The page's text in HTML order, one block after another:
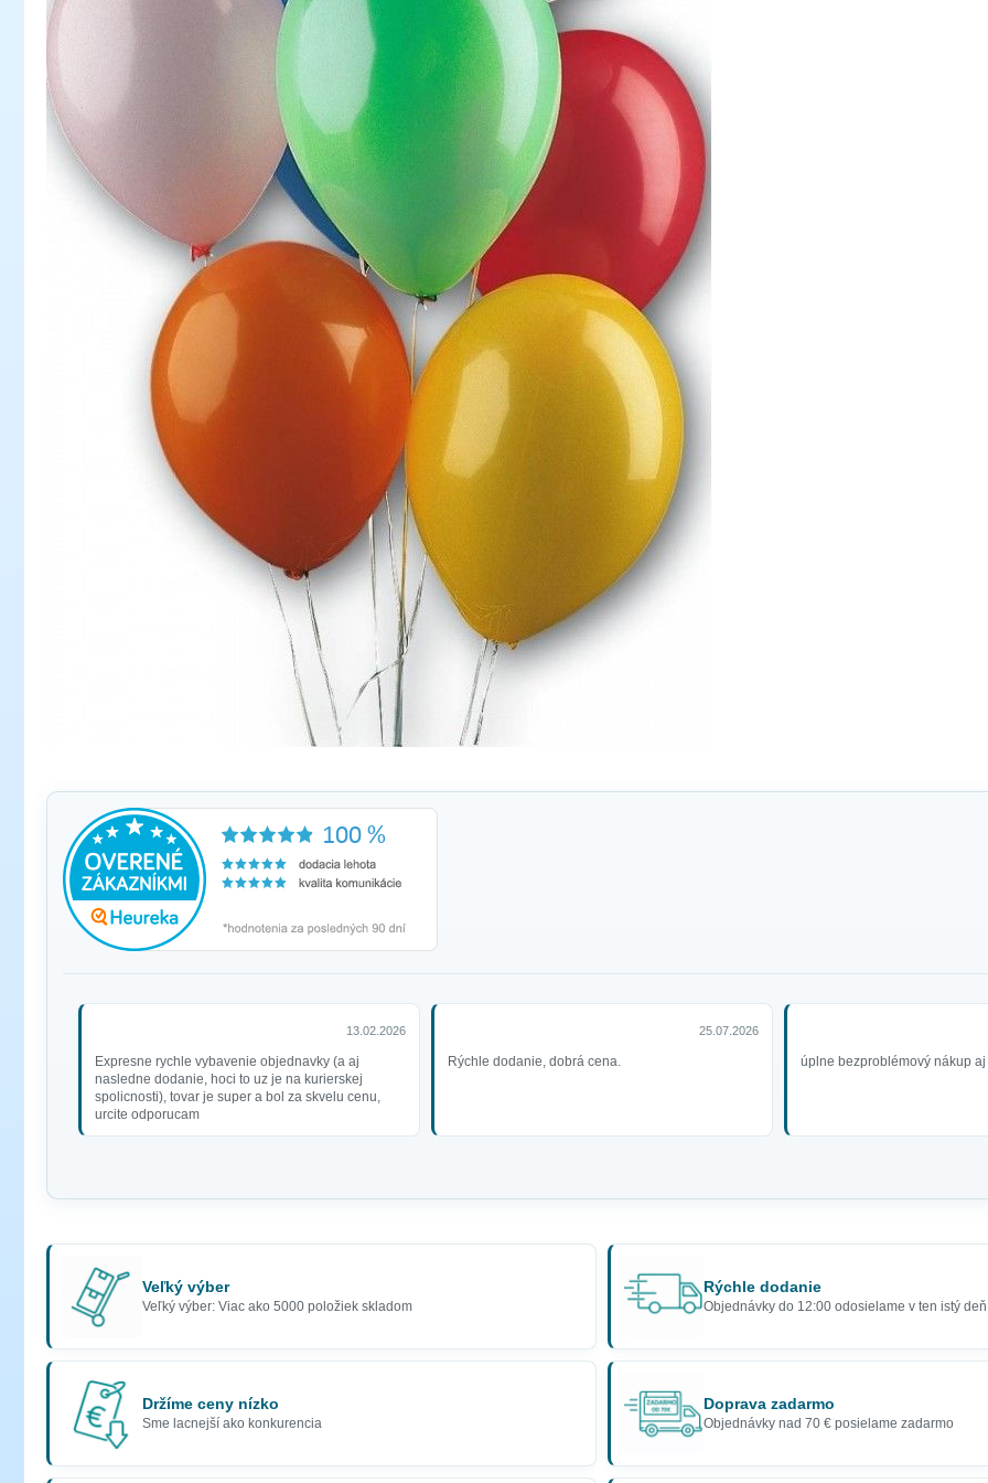
13.02.2026
Expresne rychle vybavenie objednavky (a aj
nasledne dodanie, hoci to uz je na kurierskej
spolicnosti), tovar je super a bol za skvelu cenu,
urcite odporucam
25.07.2026
Rýchle dodanie, dobrá cena. úplne bezproblémový nákup
Veľký výber
Veľký výber: Viac ako 5000 položiek skladom
Rýchle dodanie
Objednávky do 12:00 odosielame v ten istý deň
Držíme ceny nízko
Sme lacnejší ako konkurencia
Doprava zadarmo
Objednávky nad 70 € posielame zadarmo